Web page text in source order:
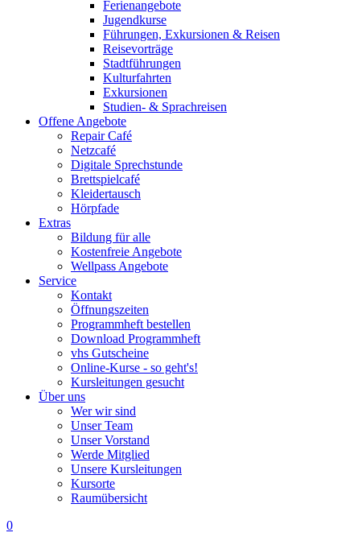
Ferienangebote
Jugendkurse
Führungen, Exkursionen & Reisen
Reisevorträge
Stadtführungen
Kulturfahrten
Exkursionen
Studien- & Sprachreisen
Offene Angebote
Repair Café
Netzcafé
Digitale Sprechstunde
Brettspielcafé
Kleidertausch
Hörpfade
Extras
Bildung für alle
Kostenfreie Angebote
Wellpass Angebote
Service
Kontakt
Öffnungszeiten
Programmheft bestellen
Download Programmheft
vhs Gutscheine
Online-Kurse - so geht's!
Kursleitungen gesucht
Über uns
Wer wir sind
Unser Team
Unser Vorstand
Werde Mitglied
Unsere Kursleitungen
Kursorte
Raumübersicht
0